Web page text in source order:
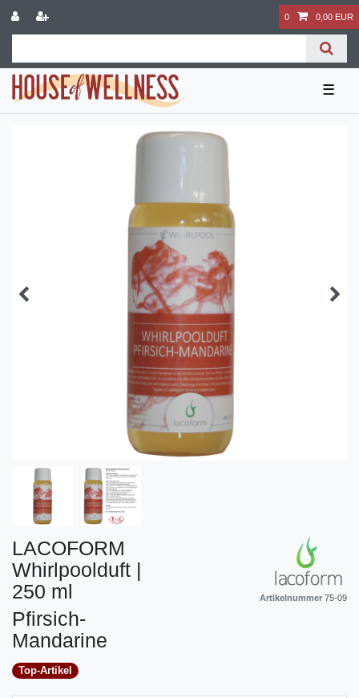
0 0,00 EUR
☰
LACOFORM
Whirlpoolduft |
250 ml
Pfirsich-
Mandarine
Artikelnummer 75-09
Top-Artikel